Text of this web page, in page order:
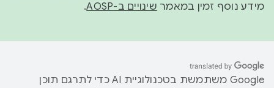
מידע נוסף זמין במאמר שינויים ב-AOSP .
‫Google משתמשת בטכנולוגיית AI כדי לתרגם תוכן